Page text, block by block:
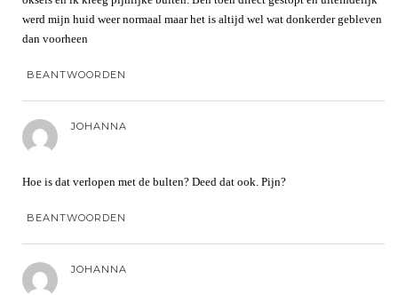
werd mijn huid weer normaal maar het is altijd wel wat donkerder gebleven
dan voorheen
BEANTWOORDEN
JOHANNA
Hoe is dat verlopen met de bulten? Deed dat ook. Pijn?
BEANTWOORDEN
JOHANNA